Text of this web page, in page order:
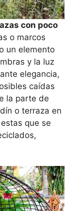
con poco
o marcos
un elemento
y la luz
elegancia,
caídas
la parte de
o terraza en
que se